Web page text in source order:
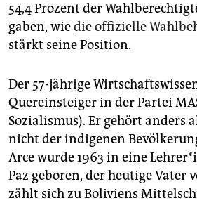
54,4 Prozent der
gaben, wiedie offizielle
stärkt seine Position.
Der 57-jährige
Quereinsteiger in der Partei
Sozialismus). Er gehört anders
nicht der indigenen
Arce wurde 1963 in eine
Paz geboren, der heutige Vater
zählt sich zu Boliviens